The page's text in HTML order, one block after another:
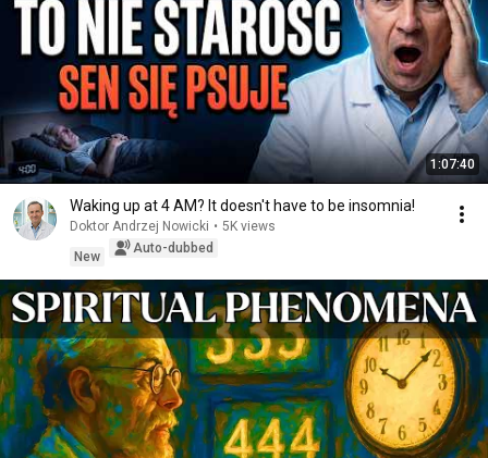
1:07:40
Waking up at 4 AM? It doesn't have to be insomnia!
Doktor Andrzej Nowicki • 5K views
New
Auto-dubbed